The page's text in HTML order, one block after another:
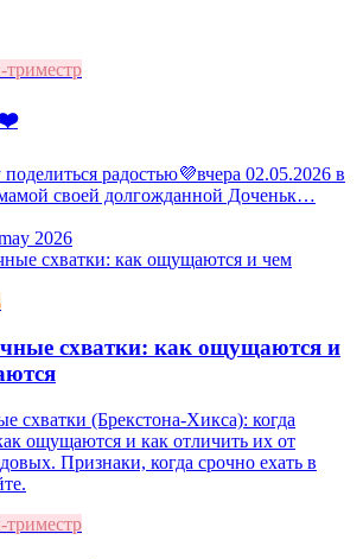
триместр
❤️
поделиться радостью💜вчера 02.05.2026 в
мамой своей долгожданной Доченьк…
2026
схватки: как ощущаются и
схватки (Брекстона-Хикса): когда
ощущаются и как отличить их от
Признаки, когда срочно ехать в
триместр